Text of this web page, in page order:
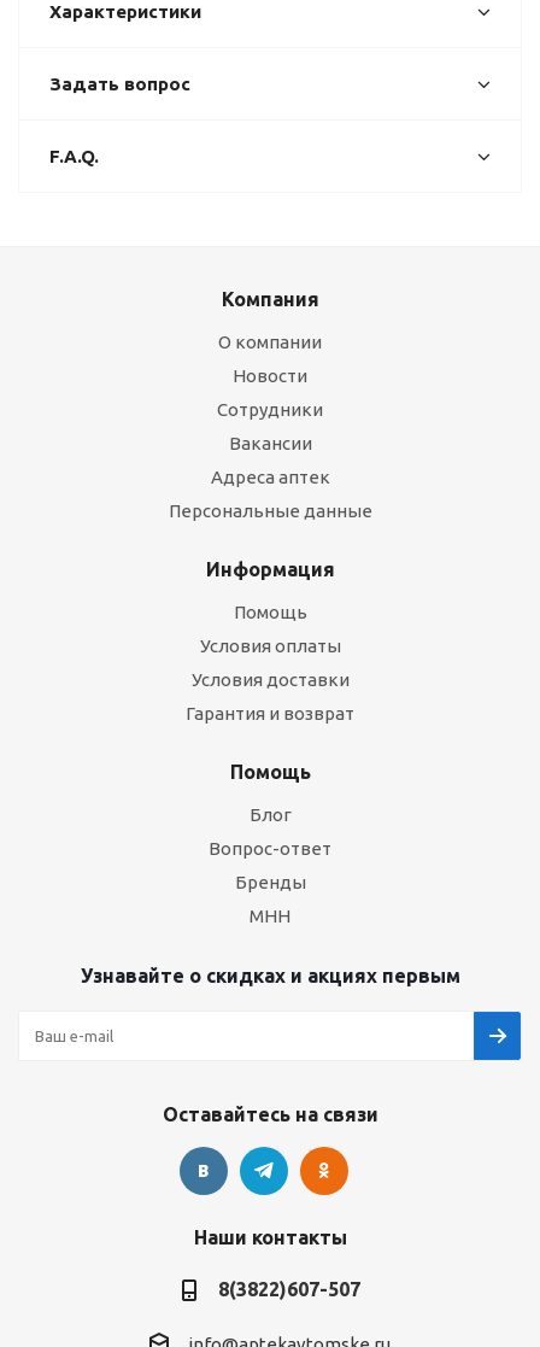
Характеристики
Задать вопрос
F.A.Q.
Компания
О компании
Новости
Сотрудники
Вакансии
Адреса аптек
Персональные данные
Информация
Помощь
Условия оплаты
Условия доставки
Гарантия и возврат
Помощь
Блог
Вопрос-ответ
Бренды
МНН
Узнавайте о скидках и акциях первым
Оставайтесь на связи
Наши контакты
8(3822)607-507